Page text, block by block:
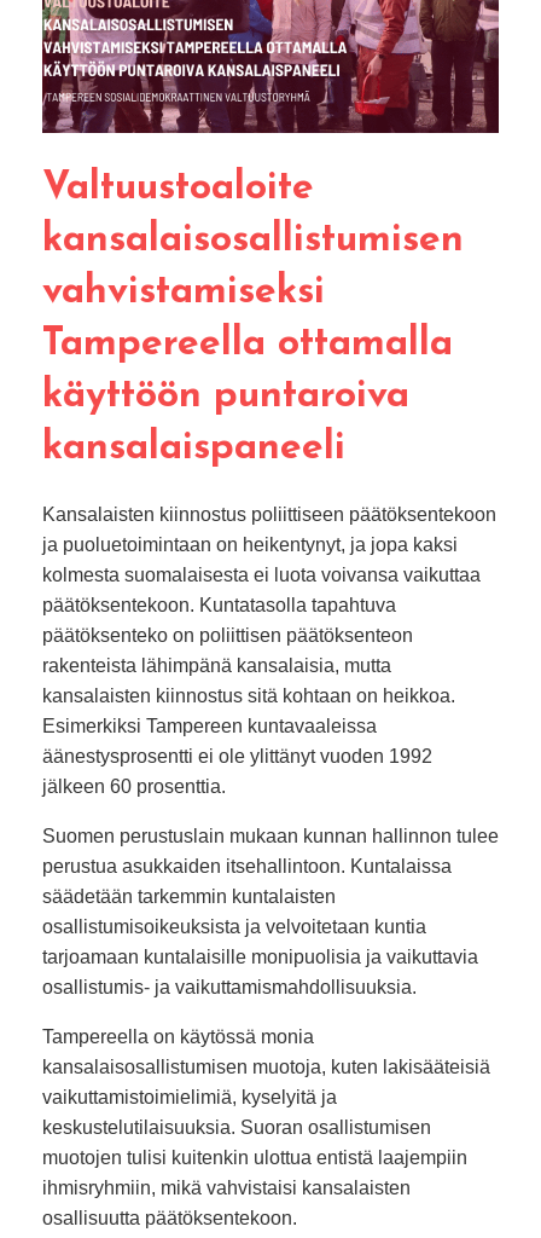
Valtuustoaloite
kansalaisosallistumisen
vahvistamiseksi
Tampereella ottamalla
käyttöön puntaroiva
kansalaispaneeli
Kansalaisten kiinnostus poliittiseen päätöksentekoon
ja puoluetoimintaan on heikentynyt, ja jopa kaksi
kolmesta suomalaisesta ei luota voivansa vaikuttaa
päätöksentekoon. Kuntatasolla tapahtuva
päätöksenteko on poliittisen päätöksenteon
rakenteista lähimpänä kansalaisia, mutta
kansalaisten kiinnostus sitä kohtaan on heikkoa.
Esimerkiksi Tampereen kuntavaaleissa
äänestysprosentti ei ole ylittänyt vuoden 1992
jälkeen 60 prosenttia.
Suomen perustuslain mukaan kunnan hallinnon tulee
perustua asukkaiden itsehallintoon. Kuntalaissa
säädetään tarkemmin kuntalaisten
osallistumisoikeuksista ja velvoitetaan kuntia
tarjoamaan kuntalaisille monipuolisia ja vaikuttavia
osallistumis- ja vaikuttamismahdollisuuksia.
Tampereella on käytössä monia
kansalaisosallistumisen muotoja, kuten lakisääteisiä
vaikuttamistoimielimiä, kyselyitä ja
keskustelutilaisuuksia. Suoran osallistumisen
muotojen tulisi kuitenkin ulottua entistä laajempiin
ihmisryhmiin, mikä vahvistaisi kansalaisten
osallisuutta päätöksentekoon.